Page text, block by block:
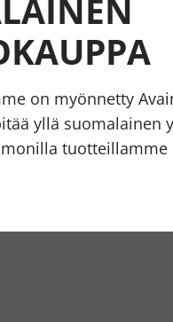
on myönnetty
yllä